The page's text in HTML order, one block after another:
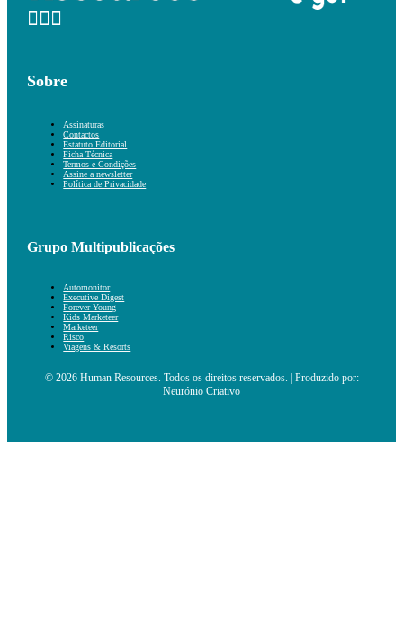
Sobre
Assinaturas
Contactos
Estatuto Editorial
Ficha Técnica
Termos e Condições
Assine a newsletter
Política de Privacidade
Grupo Multipublicações
Automonitor
Executive Digest
Forever Young
Kids Marketeer
Marketeer
Risco
Viagens & Resorts
© 2026 Human Resources. Todos os direitos reservados. | Produzido por:
Neurónio Criativo